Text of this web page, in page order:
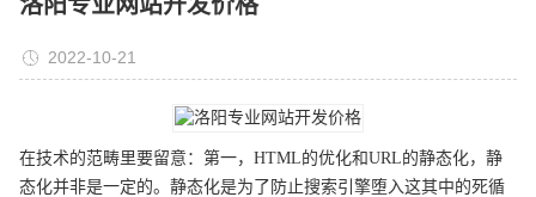
2022-10-21
在技术的范畴里要留意：第一，HTML的优化和URL的静态化，静
态化并非是一定的。静态化是为了防止搜索引擎堕入这其中的死循